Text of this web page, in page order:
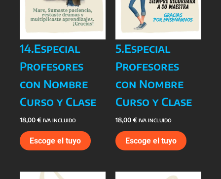
14.Especial
Profesores
con Nombre
Curso y Clase
18,00€ IVA INCLUIDO
Escoge el tuyo
5.Especial
Profesores
con Nombre
Curso y Clase
18,00€ IVA INCLUIDO
Escoge el tuyo